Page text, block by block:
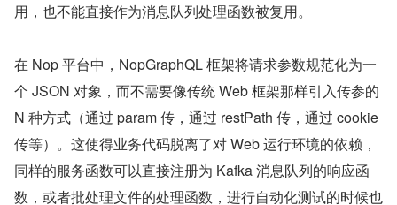
用，也不能直接作为消息队列处理函数被复用。
在 Nop 平台中，NopGraphQL 框架将请求参数规范化为一
个 JSON 对象，而不需要像传统 Web 框架那样引入传参的
N 种方式（通过 param 传，通过 restPath 传，通过 cookie
传等）。这使得业务代码脱离了对 Web 运行环境的依赖，
同样的服务函数可以直接注册为 Kafka 消息队列的响应函
数，或者批处理文件的处理函数，进行自动化测试的时候也